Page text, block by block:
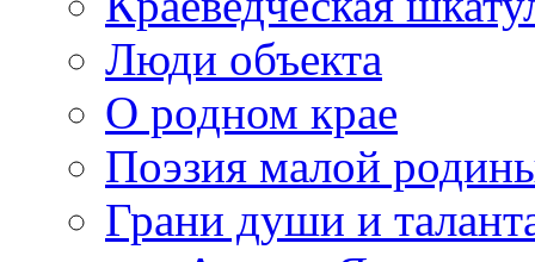
Люди объекта
О родном крае
Поэзия малой
Грани души и